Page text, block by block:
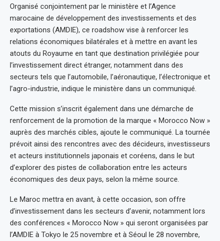
Organisé conjointement par le ministère et l’Agence
marocaine de développement des investissements et des
exportations (AMDIE), ce roadshow vise à renforcer les
relations économiques bilatérales et à mettre en avant les
atouts du Royaume en tant que destination privilégiée pour
l’investissement direct étranger, notamment dans des
secteurs tels que l’automobile, l’aéronautique, l’électronique et
l’agro-industrie, indique le ministère dans un communiqué.
Cette mission s’inscrit également dans une démarche de
renforcement de la promotion de la marque « Morocco Now »
auprès des marchés cibles, ajoute le communiqué. La tournée
prévoit ainsi des rencontres avec des décideurs, investisseurs
et acteurs institutionnels japonais et coréens, dans le but
d’explorer des pistes de collaboration entre les acteurs
économiques des deux pays, selon la même source.
Le Maroc mettra en avant, à cette occasion, son offre
d’investissement dans les secteurs d’avenir, notamment lors
des conférences « Morocco Now » qui seront organisées par
l’AMDIE à Tokyo le 25 novembre et à Séoul le 28 novembre,